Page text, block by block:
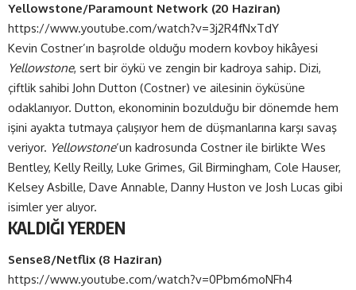
Yellowstone/Paramount Network (20 Haziran)
https://www.youtube.com/watch?v=3j2R4fNxTdY
Kevin Costner’ın başrolde olduğu modern kovboy hikâyesi
Yellowstone, sert bir öykü ve zengin bir kadroya sahip. Dizi,
çiftlik sahibi John Dutton (Costner) ve ailesinin öyküsüne
odaklanıyor. Dutton, ekonominin bozulduğu bir dönemde hem
işini ayakta tutmaya çalışıyor hem de düşmanlarına karşı savaş
veriyor. Yellowstone‘un kadrosunda Costner ile birlikte Wes
Bentley, Kelly Reilly, Luke Grimes, Gil Birmingham, Cole Hauser,
Kelsey Asbille, Dave Annable, Danny Huston ve Josh Lucas gibi
isimler yer alıyor.
KALDIĞI YERDEN
Sense8/Netflix (8 Haziran)
https://www.youtube.com/watch?v=0Pbm6moNFh4